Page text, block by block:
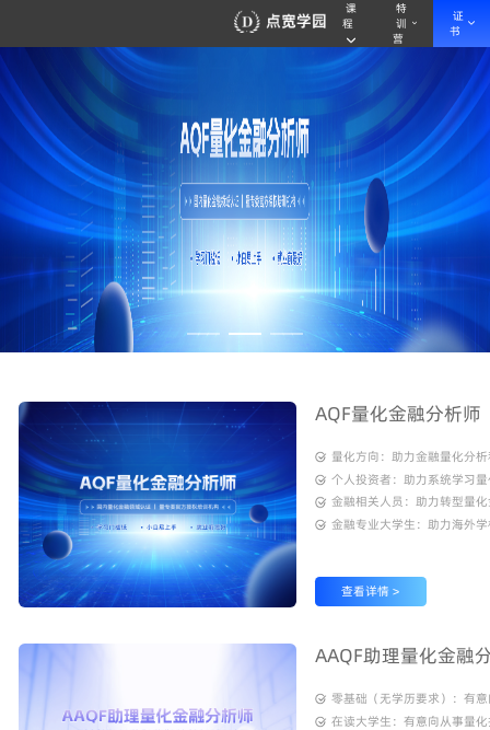
课
程
特
训
营
证
书
AQF量化金融分析师
量化方向：助力金融量化分
个人投资者：助力系统学习
金融相关人员：助力转型量
金融专业大学生：助力海外
查看详情 >
AAQF助理量化金融
零基础（无学历要求）：有
在读大学生：有意向从事量